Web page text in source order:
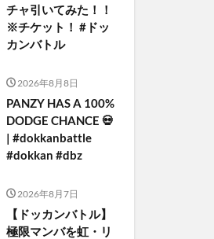
チャ引いてみた！！
※チケット！ #ドッ
カンバトル
2026年8月8日
PANZY HAS A 100%
DODGE CHANCE 💀
| #dokkanbattle
#dokkan #dbz
2026年8月7日
【ドッカンバトル】
極限マンバを虹・リ